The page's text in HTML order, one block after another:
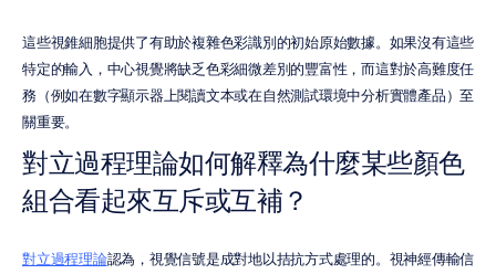
這些視錐細胞提供了有助於複雜色彩識別的初始原始數據。如果沒有這些
特定的輸入，中心視覺將缺乏色彩細微差別的豐富性，而這對於高難度任
務（例如在數字顯示器上閱讀文本或在自然測試環境中分析實體產品）至
關重要。
對立過程理論如何解釋為什麼某些顏色
組合看起來互斥或互補？
對立過程理論認為，視覺信號是成對地以拮抗方式處理的。視神經傳輸信